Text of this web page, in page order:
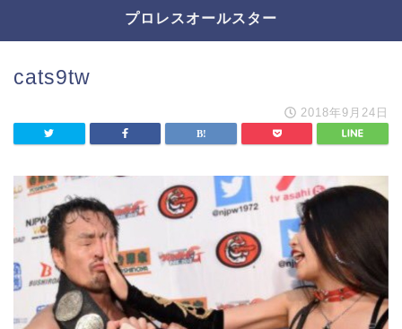
プロレスオールスター
cats9tw
2018年9月24日